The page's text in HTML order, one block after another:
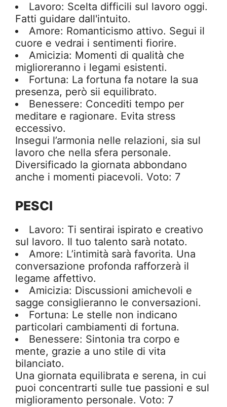
Lavoro: Scelta difficili sul lavoro oggi.
Fatti guidare dall'intuito.
Amore: Romanticismo attivo. Segui il
cuore e vedrai i sentimenti fiorire.
Amicizia: Momenti di qualità che
miglioreranno i legami esistenti.
Fortuna: La fortuna fa notare la sua
presenza, però sii equilibrato.
Benessere: Concediti tempo per
meditare e ragionare. Evita stress
eccessivo.
Insegui l’armonia nelle relazioni, sia sul
lavoro che nella sfera personale.
Diversificado la giornata abbondano
anche i momenti piacevoli. Voto: 7
PESCI
Lavoro: Ti sentirai ispirato e creativo
sul lavoro. Il tuo talento sarà notato.
Amore: L’intimità sarà favorita. Una
conversazione profonda rafforzerà il
legame affettivo.
Amicizia: Discussioni amichevoli e
sagge consiglieranno le conversazioni.
Fortuna: Le stelle non indicano
particolari cambiamenti di fortuna.
Benessere: Sintonia tra corpo e
mente, grazie a uno stile di vita
bilanciato.
Una giornata equilibrata e serena, in cui
puoi concentrarti sulle tue passioni e sul
miglioramento personale. Voto: 7